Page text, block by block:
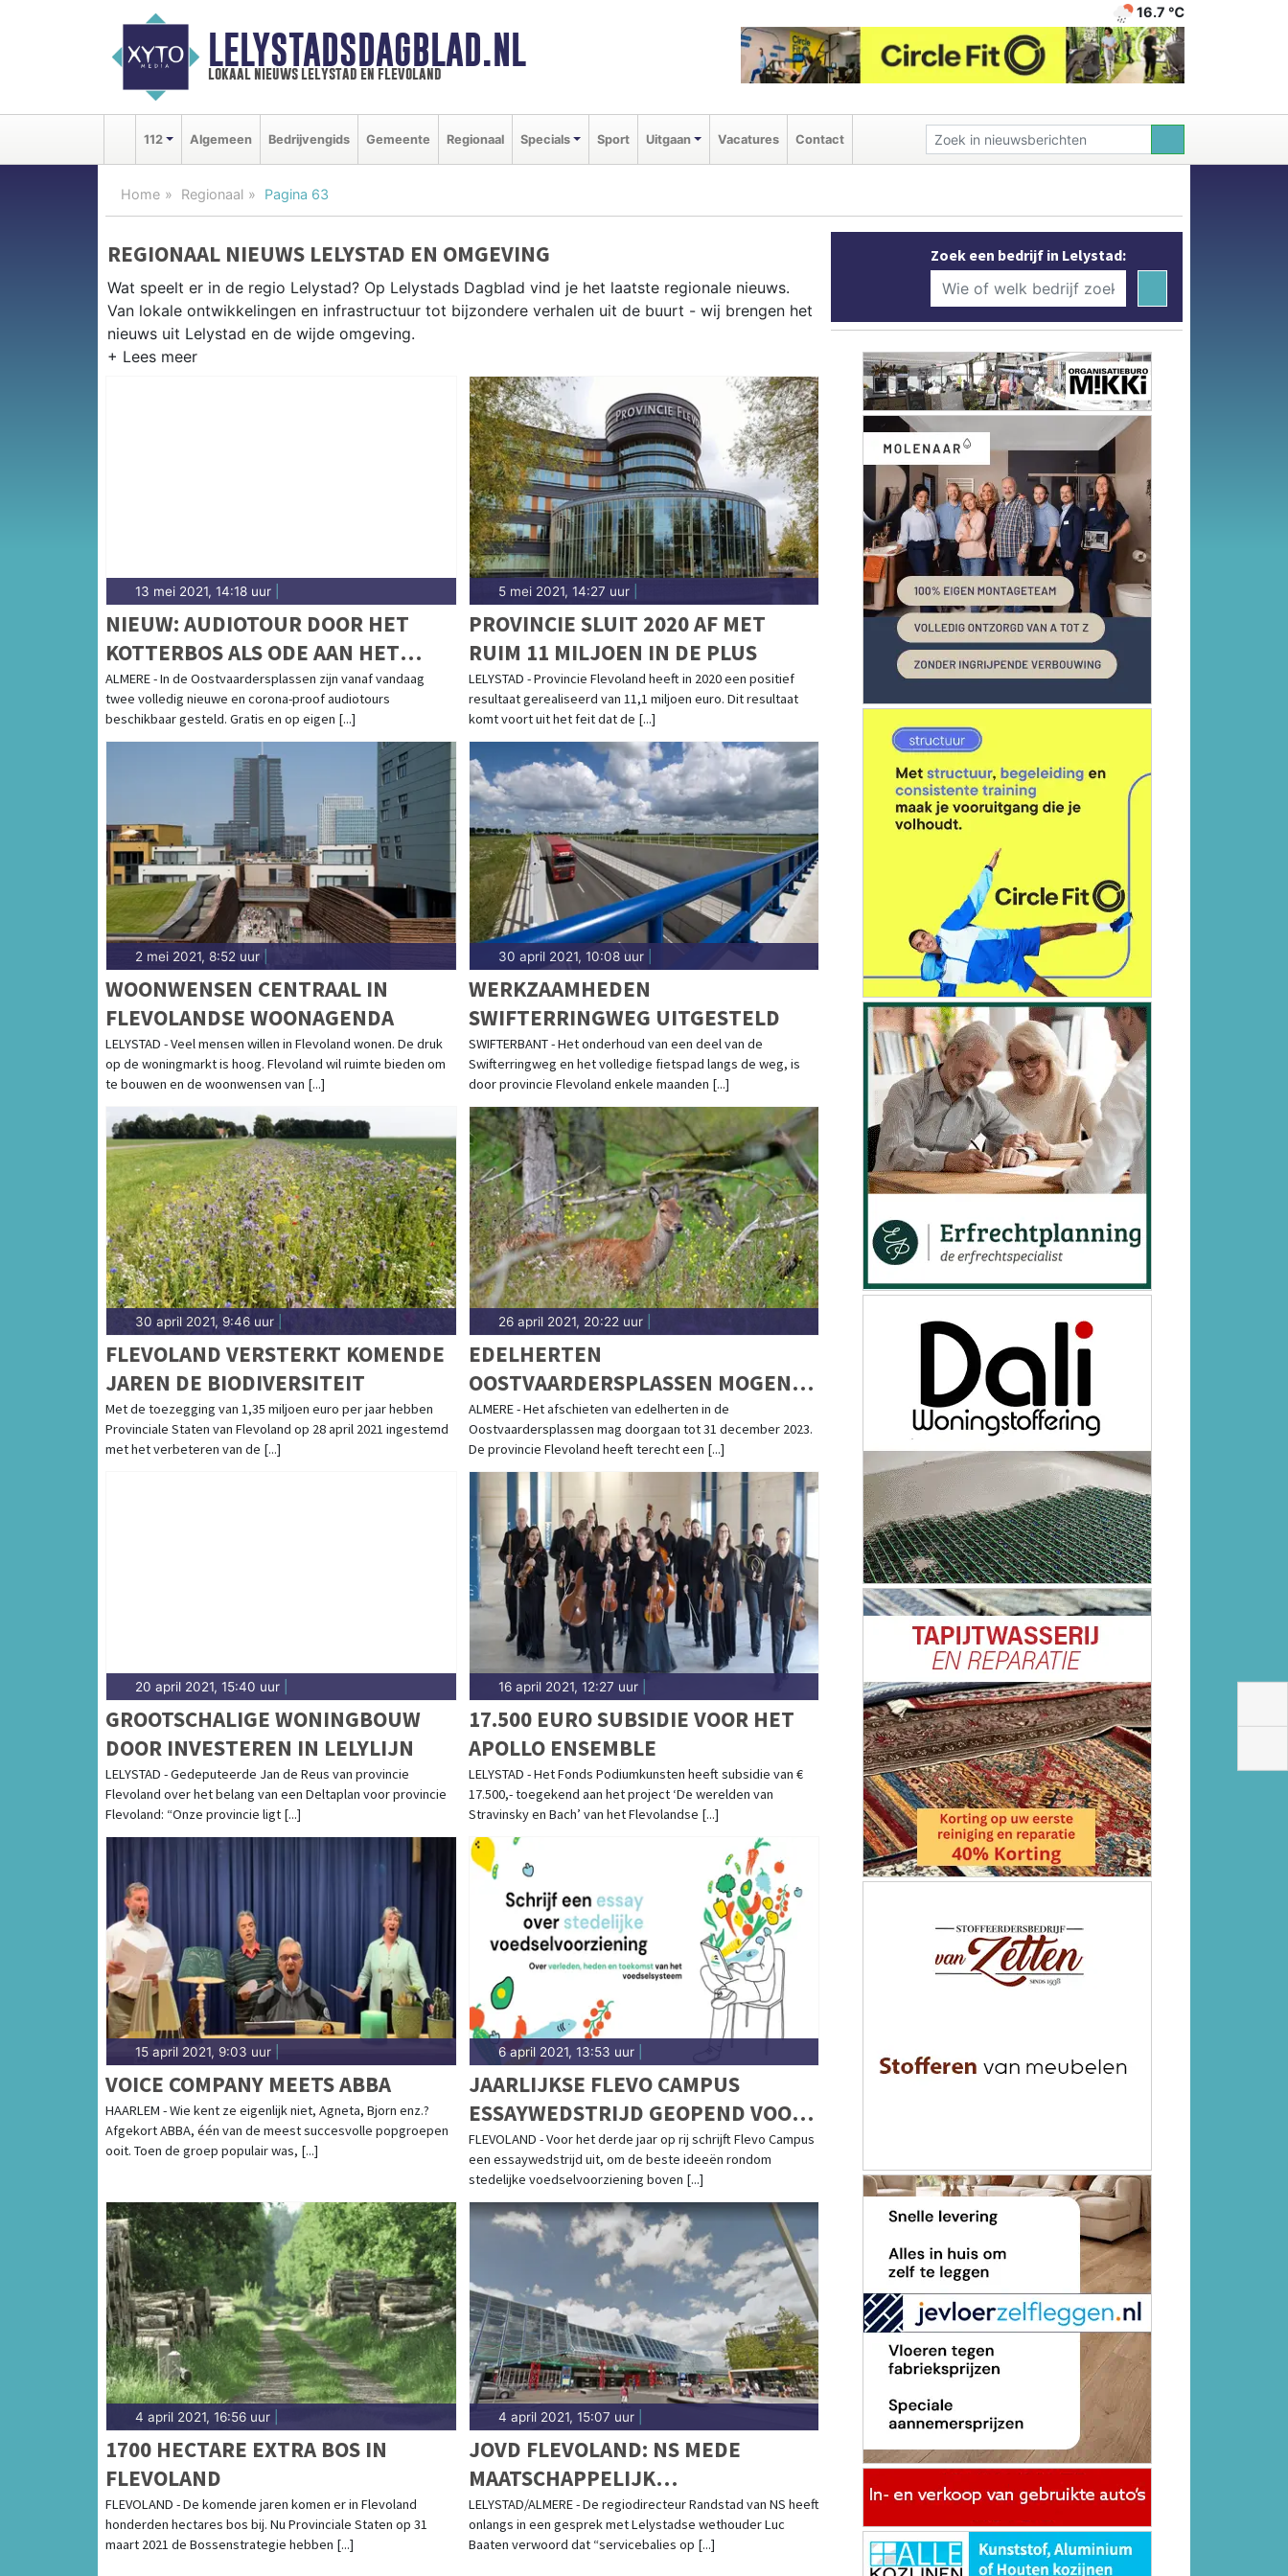
LELYSTADSDAGBLAD.NL
lokaal nieuws lelystad en flevoland
16.7 ℃
112 Algemeen Bedrijvengids Gemeente Regionaal Specials Sport Uitgaan Vacatures Contact
Home Regionaal Pagina 63
REGIONAAL NIEUWS LELYSTAD EN OMGEVING
Wat speelt er in de regio Lelystad? Op Lelystads Dagblad vind je het laatste regionale nieuws.
Van lokale ontwikkelingen en infrastructuur tot bijzondere verhalen uit de buurt - wij brengen het
nieuws uit Lelystad en de wijde omgeving.
Naast Lelystad volgen wij ook het nieuws uit Zeewolde, Dronten, Almere en andere gemeenten in
13 mei 2021, 14:18 uur
NIEUW: AUDIOTOUR DOOR HET
KOTTERBOS ALS ODE AAN HET
LANDSCHAP
ALMERE - In de Oostvaardersplassen zijn vanaf vandaag
twee volledig nieuwe en corona-proof audiotours
beschikbaar gesteld. Gratis en op eigen [...]
5 mei 2021, 14:27 uur|
PROVINCIE SLUIT 2020 AF MET
RUIM 11 MILJOEN IN DE PLUS
LELYSTAD - Provincie Flevoland heeft in 2020 een positief
resultaat gerealiseerd van 11,1 miljoen euro. Dit resultaat
komt voort uit het feit dat de [...]
2 mei 2021, 8:52 uur
WOONWENSEN CENTRAAL IN
FLEVOLANDSE WOONAGENDA
LELYSTAD - Veel mensen willen in Flevoland wonen. De druk
op de woningmarkt is hoog. Flevoland wil ruimte bieden om
te bouwen en de woonwensen van [...]
30 april 2021, 10:08 uur|
WERKZAAMHEDEN
SWIFTERRINGWEG UITGESTELD
SWIFTERBANT - Het onderhoud van een deel van de
Swifterringweg en het volledige fietspad langs de weg, is
door provincie Flevoland enkele maanden [...]
30 april 2021, 9:46 uur
FLEVOLAND VERSTERKT KOMENDE
JAREN DE BIODIVERSITEIT
Met de toezegging van 1,35 miljoen euro per jaar hebben
Provinciale Staten van Flevoland op 28 april 2021 ingestemd
met het verbeteren van de [...]
26 april 2021, 20:22 uur|
EDELHERTEN
OOSTVAARDERSPLASSEN MOGEN
WORDEN AFGESCHOTEN
ALMERE - Het afschieten van edelherten in de
Oostvaardersplassen mag doorgaan tot 31 december 2023.
De provincie Flevoland heeft terecht een [...]
20 april 2021, 15:40 uur
GROOTSCHALIGE WONINGBOUW
DOOR INVESTEREN IN LELYLIJN
LELYSTAD - Gedeputeerde Jan de Reus van provincie
Flevoland over het belang van een Deltaplan voor provincie
Flevoland: “Onze provincie ligt [...]
16 april 2021, 12:27 uur|
17.500 EURO SUBSIDIE VOOR HET
APOLLO ENSEMBLE
LELYSTAD - Het Fonds Podiumkunsten heeft subsidie van €
17.500,- toegekend aan het project ‘De werelden van
Stravinsky en Bach’ van het Flevolandse [...]
15 april 2021, 9:03 uur
VOICE COMPANY MEETS ABBA
HAARLEM - Wie kent ze eigenlijk niet, Agneta, Bjorn enz.?
Afgekort ABBA, één van de meest succesvolle popgroepen
ooit. Toen de groep populair was, [...]
6 april 2021, 13:53 uur|
JAARLIJKSE FLEVO CAMPUS
ESSAYWEDSTRIJD GEOPEND VOOR
INSCHRIJVING
FLEVOLAND - Voor het derde jaar op rij schrijft Flevo Campus
een essaywedstrijd uit, om de beste ideeën rondom
stedelijke voedselvoorziening boven [...]
4 april 2021, 16:56 uur
1700 HECTARE EXTRA BOS IN
FLEVOLAND
FLEVOLAND - De komende jaren komen er in Flevoland
honderden hectares bos bij. Nu Provinciale Staten op 31
maart 2021 de Bossenstrategie hebben [...]
4 april 2021, 15:07 uur|
JOVD FLEVOLAND: NS MEDE
MAATSCHAPPELIJK
VERANTWOORDELIJK VOOR
VEILIGHEID EN TOEZICHT
LELYSTAD/ALMERE - De regiodirecteur Randstad van NS heeft
onlangs in een gesprek met Lelystadse wethouder Luc
Baaten verwoord dat “servicebalies op [...]
Zoek een bedrijf in Lelystad: